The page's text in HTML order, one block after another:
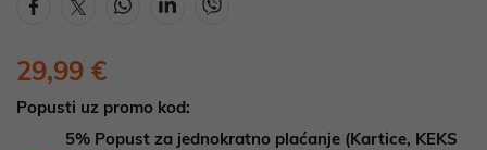
29,99 €
Popusti uz promo kod:
5% Popust za jednokratno plaćanje (Kartice, KEKS